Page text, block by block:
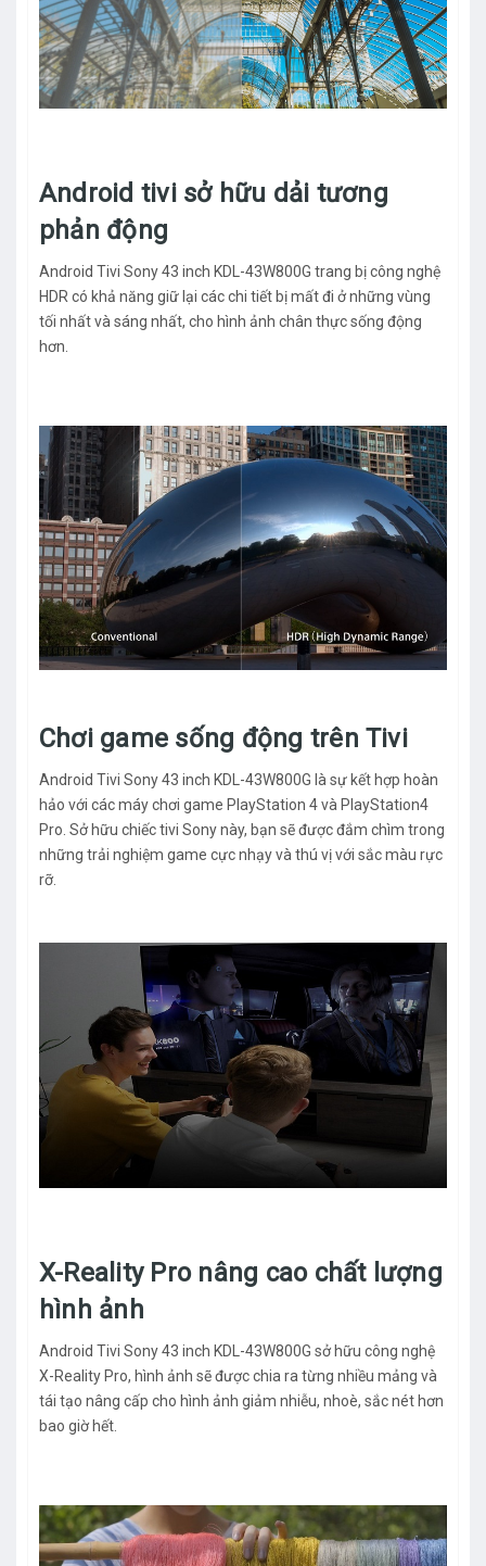
Android tivi sở hữu dải tương
phản động
Android Tivi Sony 43 inch KDL-43W800G trang bị công nghệ
HDR có khả năng giữ lại các chi tiết bị mất đi ở những vùng
tối nhất và sáng nhất, cho hình ảnh chân thực sống động
hơn.
Chơi game sống động trên Tivi
Android Tivi Sony 43 inch KDL-43W800G là sự kết hợp hoàn
hảo với các máy chơi game PlayStation 4 và PlayStation4
Pro. Sở hữu chiếc tivi Sony này, bạn sẽ được đắm chìm trong
những trải nghiệm game cực nhạy và thú vị với sắc màu rực
rỡ.
X-Reality Pro nâng cao chất lượng
hình ảnh
Android Tivi Sony 43 inch KDL-43W800G sở hữu công nghệ
X-Reality Pro, hình ảnh sẽ được chia ra từng nhiều mảng và
tái tạo nâng cấp cho hình ảnh giảm nhiễu, nhoè, sắc nét hơn
bao giờ hết.